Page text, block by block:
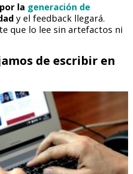
la generación de
y el feedback llegará.
que lo lee sin artefactos ni
de escribir en